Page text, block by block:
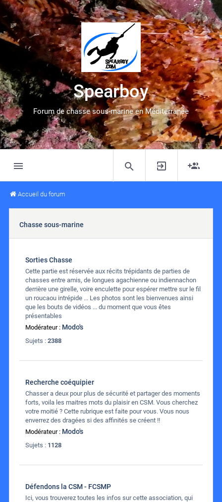
Spearboy
Forum de chasse sous-marine en Méditerranée
Accueil du forum
Chasse sous-marine
Sorties Chasse
Cette partie est réservée aux récits trépidants de parties de
chasses entre amis, de longues agachienne ou indiennachon
derrière une girelle, voire enculette pour espérer mettre sur le fil
un roucaou intrépide ... Les photos sont les bienvenues ainsi
que les bouts de vidéos ... du moment que vous êtes
présentables
Modérateur : Modo's
Sujets : 2388
Recherche coéquipier
Chasser a deux pour plus de sécurité et partager des moments
forts, voila les maitres mots du plaisir en CSM. Vous cherchez
votre moitié ? Cette rubrique est faite pour vous. Vous nous
enverrez des dragées si des affinités se créent !!
Modérateur : Modo's
Sujets : 1128
Défendons la CSM - FCSMP
Ici, vous trouverez toutes les infos sur cette association, qui